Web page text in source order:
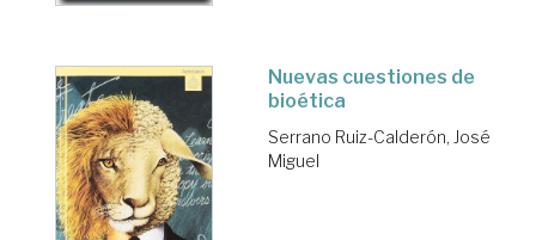
Nuevas cuestiones de
bioética
Serrano Ruiz-Calderón, José
Miguel